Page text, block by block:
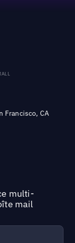
Francisco, CA
multi-
mail